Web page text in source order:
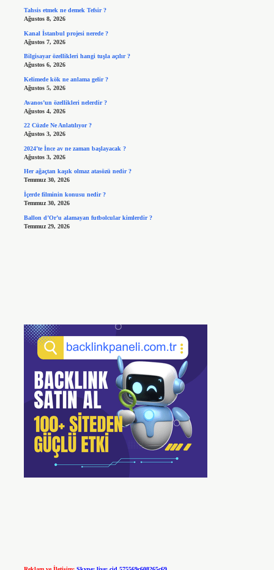
Tahsis etmek ne demek Tefsir ?
Ağustos 8, 2026
Kanal İstanbul projesi nerede ?
Ağustos 7, 2026
Bilgisayar özellikleri hangi tuşla açılır ?
Ağustos 6, 2026
Kelimede kök ne anlama gelir ?
Ağustos 5, 2026
Avanos’un özellikleri nelerdir ?
Ağustos 4, 2026
22 Cüzde Ne Anlatılıyor ?
Ağustos 3, 2026
2024’te İnce av ne zaman başlayacak ?
Ağustos 3, 2026
Her ağaçtan kaşık olmaz atasözü nedir ?
Temmuz 30, 2026
İçerde filminin konusu nedir ?
Temmuz 30, 2026
Ballon d’Or’u alamayan futbolcular kimlerdir ?
Temmuz 29, 2026